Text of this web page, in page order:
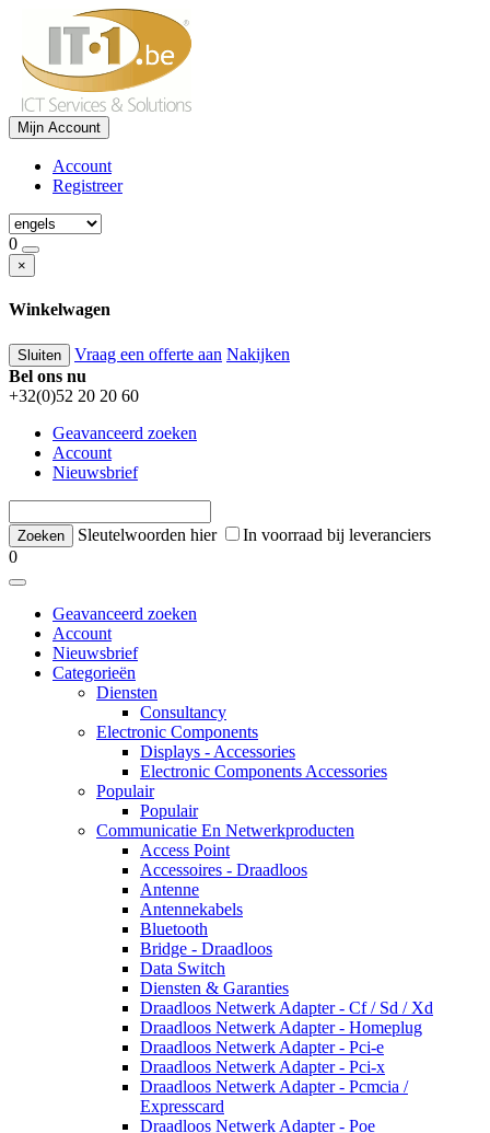
Mijn Account
Account
Registreer
0
×
Winkelwagen
Sluiten Vraag een offerte aan Nakijken
Bel ons nu
+32(0)52 20 20 60
Geavanceerd zoeken
Account
Nieuwsbrief
Sleutelwoorden hier
In voorraad bij leveranciers
0
Geavanceerd zoeken
Account
Nieuwsbrief
Categorieën
Diensten
Consultancy
Electronic Components
Displays - Accessories
Electronic Components Accessories
Populair
Populair
Communicatie En Netwerkproducten
Access Point
Accessoires - Draadloos
Antenne
Antennekabels
Bluetooth
Bridge - Draadloos
Data Switch
Diensten & Garanties
Draadloos Netwerk Adapter - Cf / Sd / Xd
Draadloos Netwerk Adapter - Homeplug
Draadloos Netwerk Adapter - Pci-e
Draadloos Netwerk Adapter - Pci-x
Draadloos Netwerk Adapter - Pcmcia /
Expresscard
Draadloos Netwerk Adapter - Poe